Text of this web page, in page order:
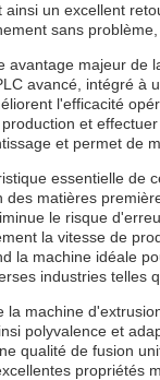
un excellent
sans
avantage majeur
avancé, intégré à
l'efficacité
et
et permet de
essentielle de
matières
le risque
la vitesse de
la machine idéale
industries telles
la machine
polyvalence et
qualité de fusion
propriétés